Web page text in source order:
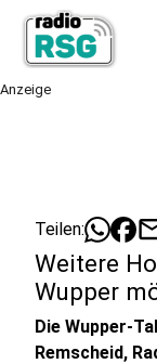
Anzeige
Teilen:
Weitere
Wupper
Die Wupper-
Remscheid,